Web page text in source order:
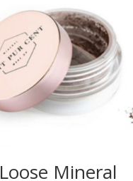
Loose Mineral